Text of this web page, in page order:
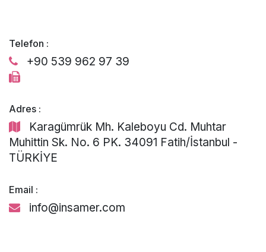
Telefon :
+90 539 962 97 39
Adres :
Karagümrük Mh. Kaleboyu Cd. Muhtar
Muhittin Sk. No. 6 PK. 34091 Fatih/İstanbul -
TÜRKİYE
Email :
info@insamer.com